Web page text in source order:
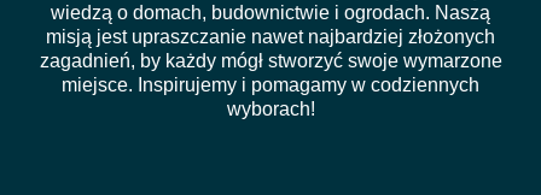
wiedzą o domach, budownictwie i ogrodach. Naszą
misją jest upraszczanie nawet najbardziej złożonych
zagadnień, by każdy mógł stworzyć swoje wymarzone
miejsce. Inspirujemy i pomagamy w codziennych
wyborach!